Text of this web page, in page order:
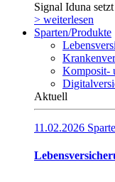
Signal Iduna
> weiterlesen
Sparten/Produkte
Komposit-
Aktuell
11.02.2026